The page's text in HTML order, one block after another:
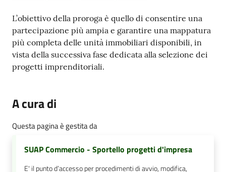
L’obiettivo della proroga è quello di consentire una
partecipazione più ampia e garantire una mappatura
più completa delle unità immobiliari disponibili, in
vista della successiva fase dedicata alla selezione dei
progetti imprenditoriali.
A cura di
Questa pagina è gestita da
SUAP Commercio - Sportello progetti d'impresa
E' il punto d’accesso per procedimenti di avvio, modifica,